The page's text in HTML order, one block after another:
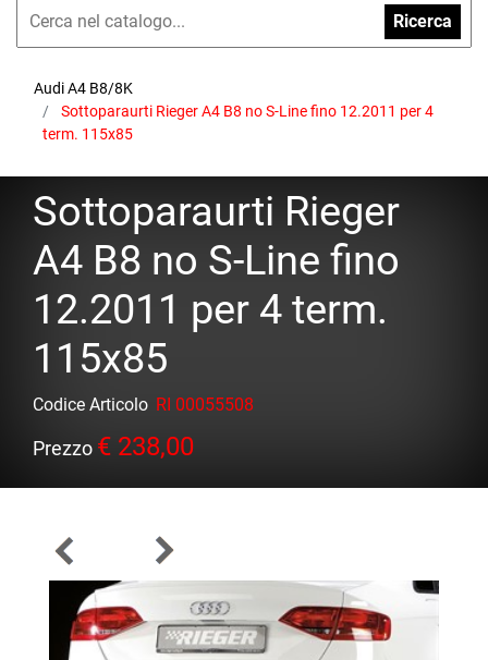
Ricerca
Audi A4 B8/8K
Sottoparaurti Rieger A4 B8 no S-Line fino 12.2011 per 4
term. 115x85
Sottoparaurti Rieger
A4 B8 no S-Line fino
12.2011 per 4 term.
115x85
Codice Articolo RI 00055508
Prezzo € 238,00